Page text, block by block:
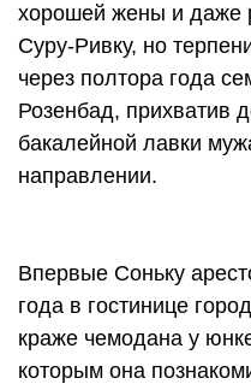
хорошей жены и даже
Суру-Ривку, но
через полтора года
Розенбад, прихватив
бакалейной лавки
направлении.
Впервые Соньку
года в гостинице
краже чемодана у
которым она